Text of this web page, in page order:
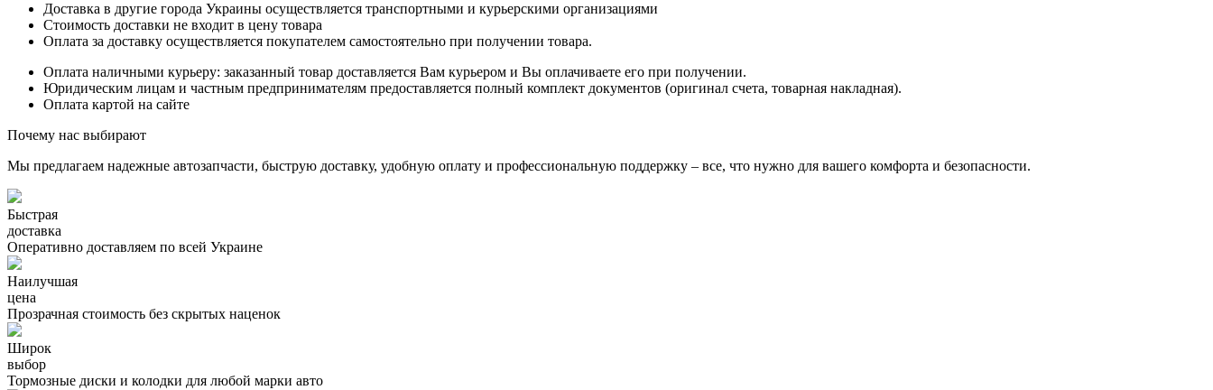
Доставка в другие города Украины осуществляется транспортными и курьерскими организациями
Стоимость доставки не входит в цену товара
Оплата за доставку осуществляется покупателем самостоятельно при получении товара.
Оплата наличными курьеру: заказанный товар доставляется Вам курьером и Вы оплачиваете его при получении.
Юридическим лицам и частным предпринимателям предоставляется полный комплект документов (оригинал счета, товарная накладная).
Оплата картой на сайте
Почему нас выбирают
Мы предлагаем надежные автозапчасти, быструю доставку, удобную оплату и профессиональную поддержку – все, что нужно для вашего комфорта и безопасности.
Быстрая
доставка
Оперативно доставляем по всей Украине
Наилучшая
цена
Прозрачная стоимость без скрытых наценок
Широк
выбор
Тормозные диски и колодки для любой марки авто